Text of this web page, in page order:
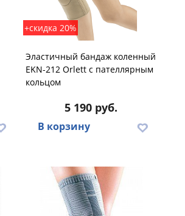
+скидка 20%
Эластичный бандаж коленный
EKN-212 Orlett с пателлярным
кольцом
5 190 руб.
В корзину